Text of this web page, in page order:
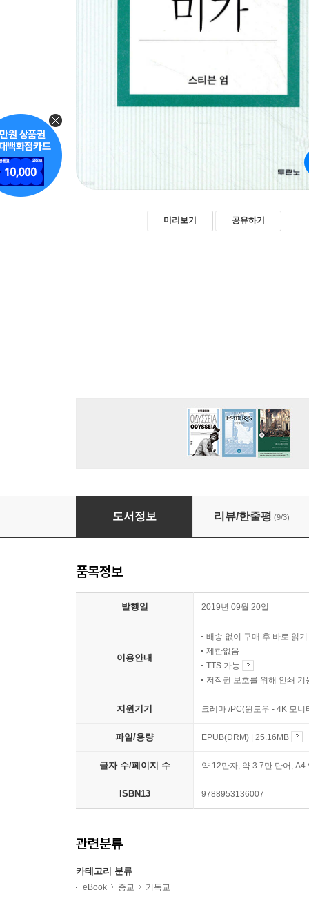
미리보기 공유하기
당신을 위한 미가
도서정보 리뷰/한줄평 (9/3)
품목정보
발행일 2019년 09월 20일
이용안내
배송 없이 구매 후 바로 읽기
제한없음
TTS 가능
저작권 보호를 위해 인쇄 기
지원기기 크레마 /PC(윈도우 - 4K 모
파일/용량 EPUB(DRM) | 25.16MB
글자 수/페이지 수 약 12만자, 약 3.7만 단어,
ISBN13 9788953136007
관련분류
카테고리 분류
eBook 종교 기독교